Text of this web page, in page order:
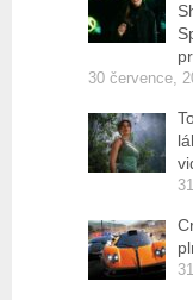
30 července,